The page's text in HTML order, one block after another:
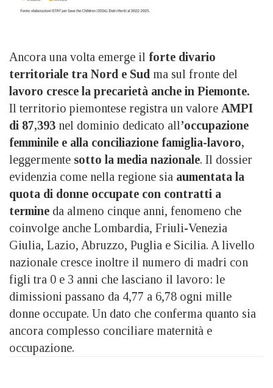
Ancora una volta emerge il forte divario
territoriale tra Nord e Sud ma sul fronte del
lavoro cresce la precarietà anche in Piemonte.
Il territorio piemontese registra un valore AMPI
di 87,393 nel dominio dedicato all’occupazione
femminile e alla conciliazione famiglia-lavoro,
leggermente sotto la media nazionale. Il dossier
evidenzia come nella regione sia aumentata la
quota di donne occupate con contratti a
termine da almeno cinque anni, fenomeno che
coinvolge anche Lombardia, Friuli-Venezia
Giulia, Lazio, Abruzzo, Puglia e Sicilia. A livello
nazionale cresce inoltre il numero di madri con
figli tra 0 e 3 anni che lasciano il lavoro: le
dimissioni passano da 4,77 a 6,78 ogni mille
donne occupate. Un dato che conferma quanto sia
ancora complesso conciliare maternità e
occupazione.